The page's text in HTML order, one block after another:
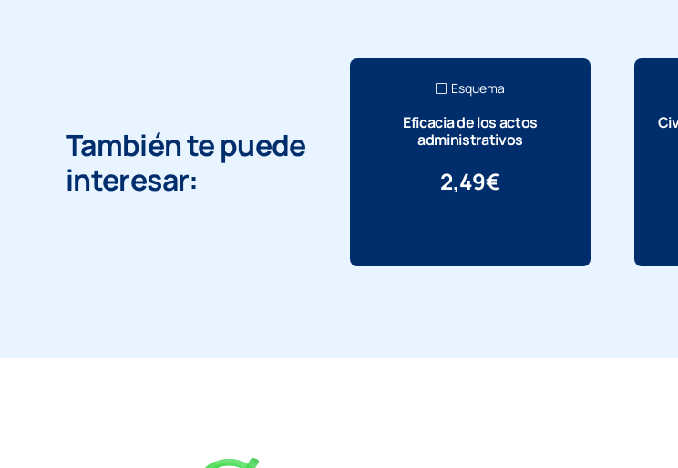
También te puede
interesar:
Esquema
Eficacia de los actos
administrativos
2,49€